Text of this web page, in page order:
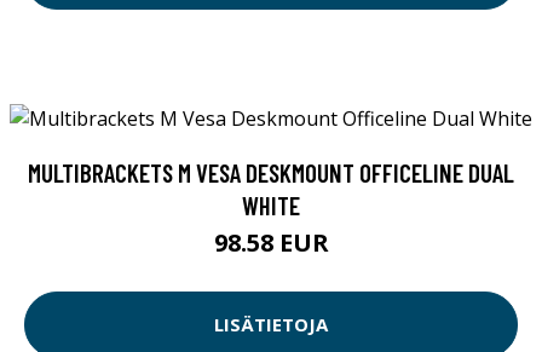
MULTIBRACKETS M VESA DESKMOUNT OFFICELINE DUAL
WHITE
98.58 EUR
LISÄTIETOJA